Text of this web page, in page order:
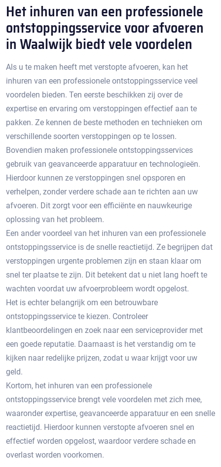
Het inhuren van een professionele
ontstoppingsservice voor afvoeren
in Waalwijk biedt vele voordelen
Als u te maken heeft met verstopte afvoeren, kan het
inhuren van een professionele ontstoppingsservice veel
voordelen bieden. Ten eerste beschikken zij over de
expertise en ervaring om verstoppingen effectief aan te
pakken.​ Ze kennen de beste methoden en technieken om
verschillende soorten verstoppingen op te lossen.​
Bovendien maken professionele ontstoppingsservices
gebruik van geavanceerde apparatuur en technologieën.
Hierdoor kunnen ze verstoppingen snel opsporen en
verhelpen, zonder verdere schade aan te richten aan uw
afvoeren. Dit zorgt voor een efficiënte en nauwkeurige
oplossing van het probleem.​
Een ander voordeel van het inhuren van een professionele
ontstoppingsservice is de snelle reactietijd.​ Ze begrijpen dat
verstoppingen urgente problemen zijn en staan klaar om
snel ter plaatse te zijn.​ Dit betekent dat u niet lang hoeft te
wachten voordat uw afvoerprobleem wordt opgelost.​
Het is echter belangrijk om een betrouwbare
ontstoppingsservice te kiezen.​ Controleer
klantbeoordelingen en zoek naar een serviceprovider met
een goede reputatie.​ Daarnaast is het verstandig om te
kijken naar redelijke prijzen, zodat u waar krijgt voor uw
geld.​
Kortom, het inhuren van een professionele
ontstoppingsservice brengt vele voordelen met zich mee,
waaronder expertise, geavanceerde apparatuur en een snelle
reactietijd.​ Hierdoor kunnen verstopte afvoeren snel en
effectief worden opgelost, waardoor verdere schade en
overlast worden voorkomen.